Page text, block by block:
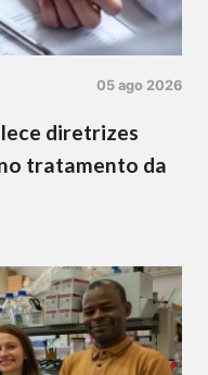
05 ago 2026
diretrizes
tratamento da